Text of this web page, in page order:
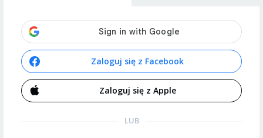
Zaloguj się z Facebook
Zaloguj się z Apple
LUB